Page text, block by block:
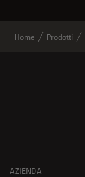
Home Prodotti
AZIENDA